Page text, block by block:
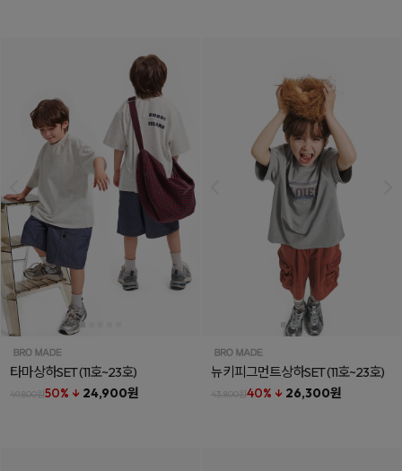
타마상하SET(11호~23호)
49,800원50% ↓ 24,900원
뉴키피그먼트상하SET(11호~23호)
43,800원40% ↓ 26,300원